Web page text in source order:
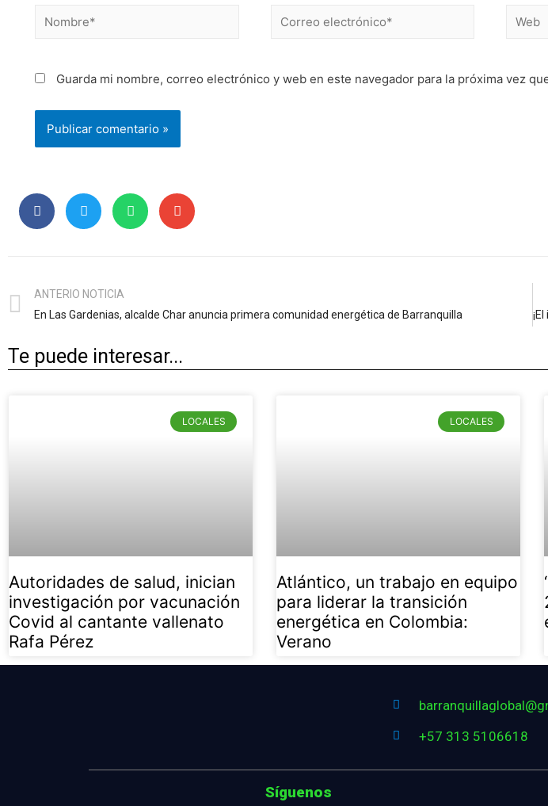
Guarda mi nombre, correo electrónico y web en este navegador para la próxima vez
ANTERIO NOTICIA
En Las Gardenias, alcalde Char anuncia primera comunidad energética de Barranquilla
Te puede interesar...
LOCALES
Autoridades de salud, inician
investigación por vacunación
Covid al cantante vallenato
Rafa Pérez
LOCALES
Atlántico, un trabajo en equipo
para liderar la transición
energética en Colombia:
Verano
+57 313 5106618
Síguenos